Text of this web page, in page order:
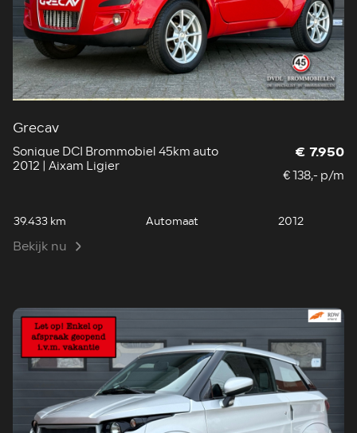
Grecav
Sonique DCI Brommobiel 45km auto
2012 | Aixam Ligier
€ 7.950
€ 138,- p/m
39.433 km Automaat 2012
Bekijk nu